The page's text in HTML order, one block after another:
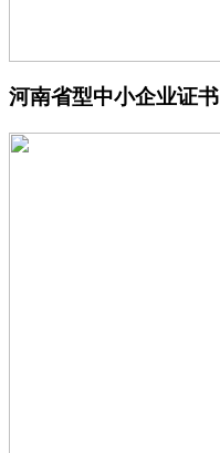
河南省型中小企业证书